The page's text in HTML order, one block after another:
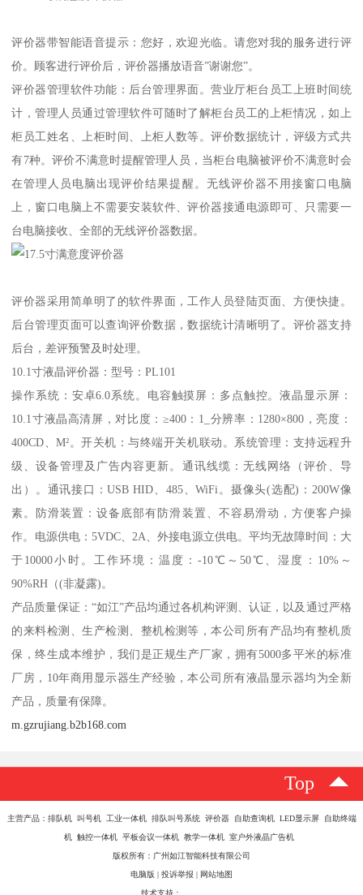
评价器带智能语音提示：您好，欢迎光临。请您对我的服务进行评
价。顾客进行评价后，评价器播放语音”谢谢您”。
评价器管理软件功能：后台管理界面。营业厅柜台员工上班时间统
计，管理人员通过管理软件可随时了解柜台员工的上柜情况，如上
柜员工姓名、上柜时间、上柜人数等。评价数据统计，评级方式共
有7种。评价不满意时提醒管理人员，当柜台电脑被评价不满意时会
在管理人员电脑出现评价结果提醒。无线评价器不用接窗口电脑
上，窗口电脑上不需要安装软件、评价器接通电源即可、只需要一
台电脑接收、全部的无线评价器数据。
评价器采用简单明了的软件界面，工作人员登陆页面、方便快捷。
后台管理页面可以查询评价数据，数据统计清晰明了。评价器支持
后台，差评预警及时处理。
10.1寸液晶评价器：型号：PL101
操作系统：安卓6.0系统。电容触摸屏：多点触控。液晶显示屏：
10.1寸液晶高清屏，对比度：≥400：1_分辨率：1280×800，亮度：
400CD、M²。开关机：与终端开关机联动。系统管理：支持远程升
级、设备管理及广告内容更新。通讯线缆：无线网络（评价、导
出）。通讯接口：USB HID、485、WiFi。摄像头(选配)：200W像
素。防滑装置：设备底部有防滑装置、不容易滑动，方便客户操
作。电源供电：5VDC、2A、外接电源立供电。平均无故障时间：大
于10000小时。工作环境：温度：-10℃～50℃、湿度：10%～
90%RH（(非凝露)。
产品质量保证：“如江”产品均通过各机构评测、认证，以及通过严格
的来料检测、生产检测、整机检测等，本公司所有产品均有整机质
保，终生成本维护，我们是正规生产厂家，拥有5000多平米的标准
厂房，10年商用显示器生产经验，本公司所有液晶显示器均为全新
产品，质量有保障。
m.gzrujiang.b2b168.com
Top
主营产品：排队机 叫号机 工业一体机 排队叫号系统 评价器 自助查询机 LED显示屏 自助终端
机 触控一体机 平板会议一体机 教学一体机 室户外液晶广告机
版权所有：广州如江智能科技有限公司
电脑版 | 投诉举报 | 网站地图
技术支持：